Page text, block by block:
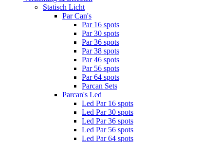
Statisch Licht
Par Can's
Par 16 spots
Par 30 spots
Par 36 spots
Par 38 spots
Par 46 spots
Par 56 spots
Par 64 spots
Parcan Sets
Parcan's Led
Led Par 16 spots
Led Par 30 spots
Led Par 36 spots
Led Par 56 spots
Led Par 64 spots